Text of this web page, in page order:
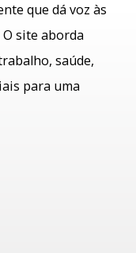
que dá voz às
site aborda
saúde,
para uma